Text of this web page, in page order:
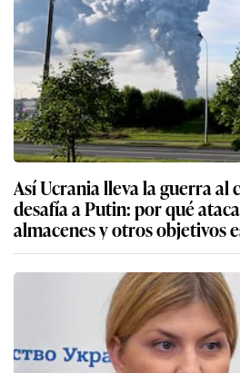
Así Ucrania lleva la guerra al
desafía a Putin: por qué
almacenes y otros objetivos